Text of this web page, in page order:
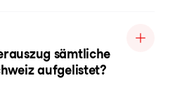
sämtliche
aufgelistet?